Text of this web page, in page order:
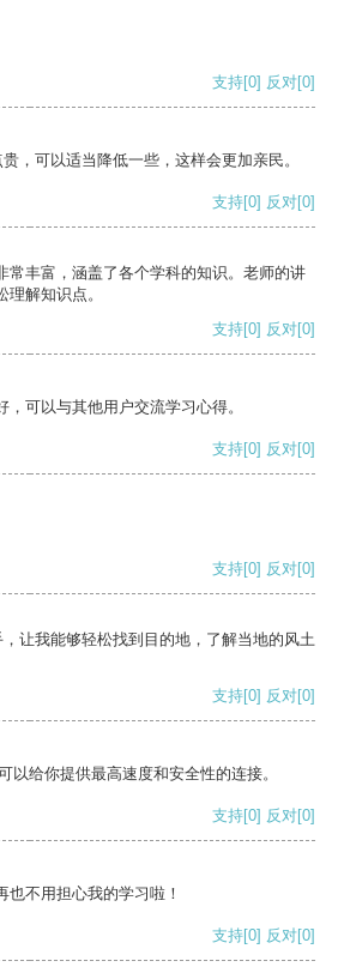
支持[0] 反对[0]
，可以适当降低一些，这样会更加亲民。
支持[0] 反对[0]
常丰富，涵盖了各个学科的知识。老师的讲
解知识点。
支持[0] 反对[0]
可以与其他用户交流学习心得。
支持[0] 反对[0]
支持[0] 反对[0]
让我能够轻松找到目的地，了解当地的风土
支持[0] 反对[0]
以给你提供最高速度和安全性的连接。
支持[0] 反对[0]
也不用担心我的学习啦！
支持[0] 反对[0]